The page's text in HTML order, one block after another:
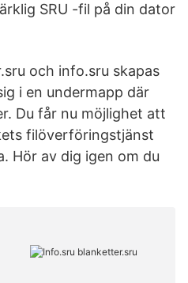
SRU -fil på din dator
och info.sru skapas
i en undermapp där
Du får nu möjlighet att
filöverföringstjänst
Hör av dig igen om du